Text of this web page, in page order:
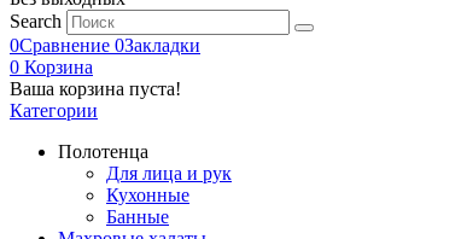
Search
0Сравнение 0Закладки
0 Корзина
Ваша корзина пуста!
Категории
Полотенца
Для лица и рук
Кухонные
Банные